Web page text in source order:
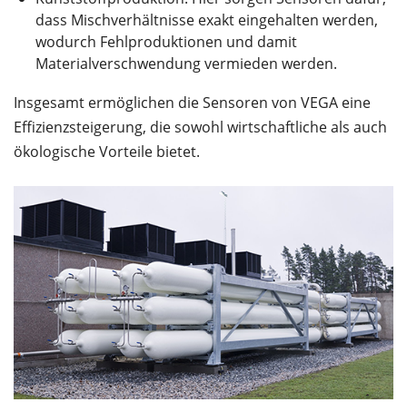
dass Mischverhältnisse exakt eingehalten werden,
wodurch Fehlproduktionen und damit
Materialverschwendung vermieden werden.
Insgesamt ermöglichen die Sensoren von VEGA eine
Effizienzsteigerung, die sowohl wirtschaftliche als auch
ökologische Vorteile bietet.